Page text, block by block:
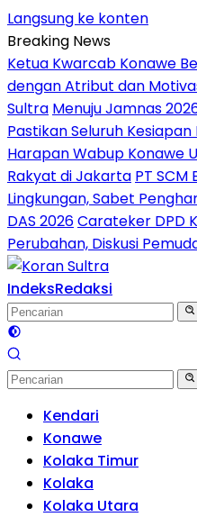
Langsung ke konten
Breaking News
Ketua Kwarcab Konawe
dengan Atribut dan
Sultra Menuju Jamnas
Pastikan Seluruh
Harapan Wabup Konawe
Rakyat di Jakarta PT
Lingkungan, Sabet
DAS 2026Carateker DPD
Perubahan, Diskusi
IndeksRedaksi
Kendari
Konawe
Kolaka Timur
Kolaka
Kolaka Utara